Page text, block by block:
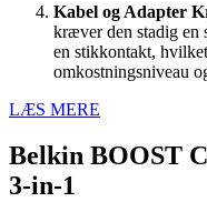
Kabel og Adapter
kræver den stadig en
en stikkontakt,
omkostningsniveau
LÆS MERE
Belkin BOOST
3-in-1